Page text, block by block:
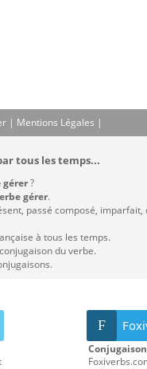
| Mentions Légales |
tous les temps...
gérer?
gérer.
passé composé, imparfait,
à tous les temps.
du verbe.
F